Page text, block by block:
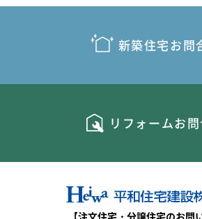
2026年5月
2026年4月
2026年1月
2025年10月
新築住宅お問
リフォームお